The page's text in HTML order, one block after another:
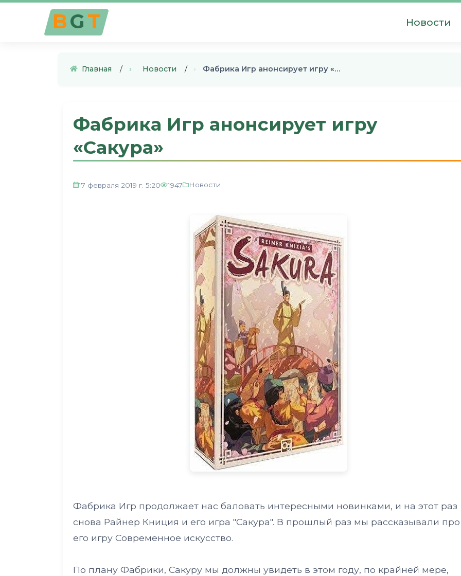
BGT Новости
Главная › Новости › Фабрика Игр анонсирует игру «…
Фабрика Игр анонсирует игру
«Сакура»
17 февраля 2019 г. 5:20 1947 Новости
Фабрика Игр продолжает нас баловать интересными новинками, и на этот раз
снова Райнер Книция и его игра "Сакура". В прошлый раз мы рассказывали про
его игру Современное искусство.
По плану Фабрики, Сакуру мы должны увидеть в этом году, по крайней мере,